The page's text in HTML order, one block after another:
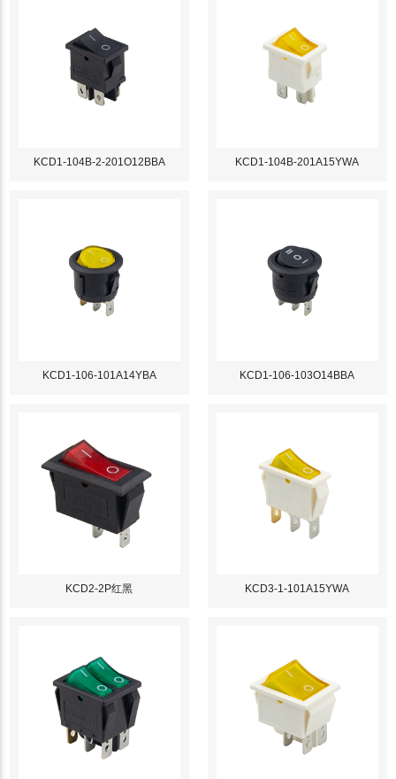
KCD1-104B-2-201O12BBA KCD1-104B-201A15YWA
KCD1-106-101A14YBA KCD1-106-103O14BBA
KCD2-2P红黑 KCD3-1-101A15YWA